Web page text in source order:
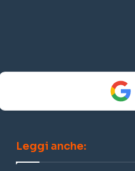
Leggi anche: